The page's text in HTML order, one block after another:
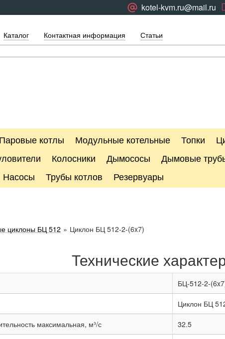
kotel-kvm.ru@mail.ru
Каталог Контактная информация Статьи
Паровые котлы Модульные котельные Топки
Колосники Дымососы Дымовые
Насосы Трубы котлов Резервуары
циклоны БЦ 512 » Циклон БЦ 512-2-(6x7)
Технические
БЦ-512-2-
Циклон БЦ
максимальная, м³/с 32.5